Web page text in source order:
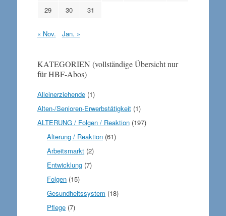
29
30 31
« Nov. Jan. »
KATEGORIEN (vollständige Übersicht nur
für HBF-Abos)
Alleinerziehende(1)
Alten-/Senioren-Erwerbstätigkeit(1)
ALTERUNG / Folgen / Reaktion(197)
Alterung / Reaktion (61)
Arbeitsmarkt (2)
Entwicklung (7)
Folgen (15)
Gesundheitssystem (18)
Pflege (7)